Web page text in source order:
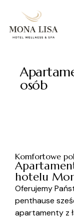
osób
Komfortowe
hotelu
Oferujemy
penthause
apartamenty z